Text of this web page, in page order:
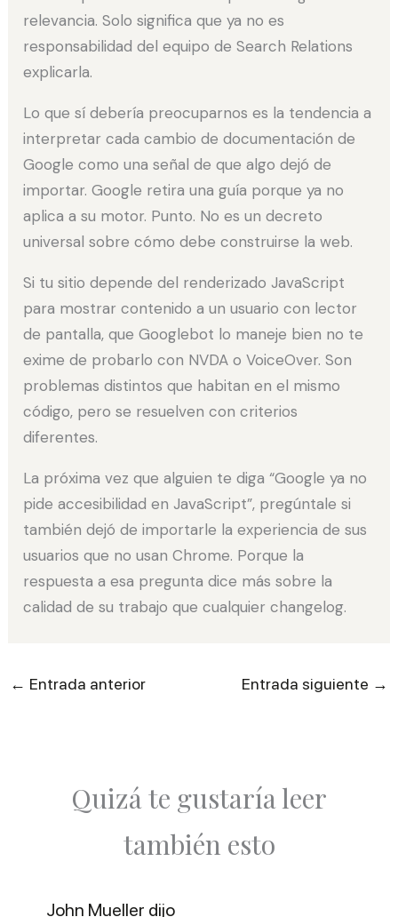
relevancia. Solo significa que ya no es
responsabilidad del equipo de Search Relations
explicarla.
Lo que sí debería preocuparnos es la tendencia a
interpretar cada cambio de documentación de
Google como una señal de que algo dejó de
importar. Google retira una guía porque ya no
aplica a su motor. Punto. No es un decreto
universal sobre cómo debe construirse la web.
Si tu sitio depende del renderizado JavaScript
para mostrar contenido a un usuario con lector
de pantalla, que Googlebot lo maneje bien no te
exime de probarlo con NVDA o VoiceOver. Son
problemas distintos que habitan en el mismo
código, pero se resuelven con criterios
diferentes.
La próxima vez que alguien te diga “Google ya no
pide accesibilidad en JavaScript”, pregúntale si
también dejó de importarle la experiencia de sus
usuarios que no usan Chrome. Porque la
respuesta a esa pregunta dice más sobre la
calidad de su trabajo que cualquier changelog.
← Entrada anterior Entrada siguiente →
Quizá te gustaría leer
también esto
John Mueller dijo